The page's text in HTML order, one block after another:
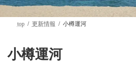
top 更新情報 小樽運河
小樽運河